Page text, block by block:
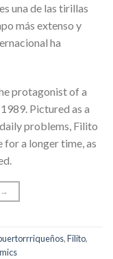
una de las tirillas
más extenso y
ha
protagonist of a
Pictured as a
problems, Filito
for a longer time, as
→
,Filito,